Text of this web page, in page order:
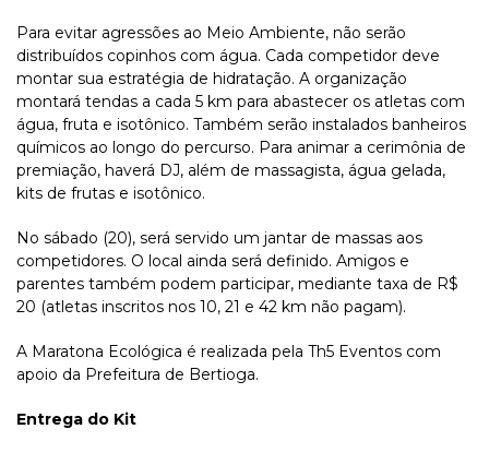
Para evitar agressões ao Meio Ambiente, não serão
distribuídos copinhos com água. Cada competidor deve
montar sua estratégia de hidratação. A organização
montará tendas a cada 5 km para abastecer os atletas com
água, fruta e isotônico. Também serão instalados banheiros
químicos ao longo do percurso. Para animar a cerimônia de
premiação, haverá DJ, além de massagista, água gelada,
kits de frutas e isotônico.
No sábado (20), será servido um jantar de massas aos
competidores. O local ainda será definido. Amigos e
parentes também podem participar, mediante taxa de R$
20 (atletas inscritos nos 10, 21 e 42 km não pagam).
A Maratona Ecológica é realizada pela Th5 Eventos com
apoio da Prefeitura de Bertioga.
Entrega do Kit